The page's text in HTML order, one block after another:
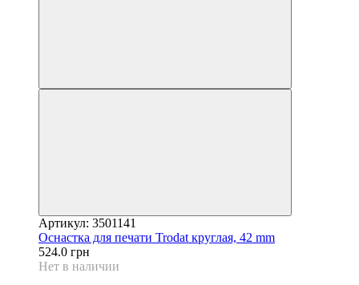
Артикул: 3501141
Оснастка для печати Trodat круглая, 42 mm
524.0 грн
Нет в наличии